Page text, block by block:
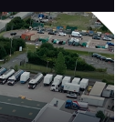
przyglądamy